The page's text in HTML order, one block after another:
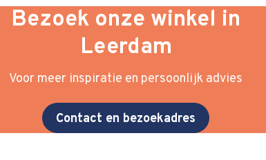
Bezoek onze winkel in
Leerdam
Voor meer inspiratie en persoonlijk advies
Contact en bezoekadres